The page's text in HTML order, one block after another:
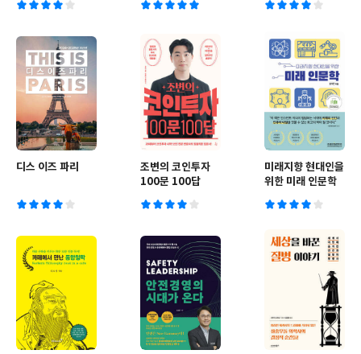
디스 이즈 파리
조변의 코인투자
100문 100답
미래지향 현대인을
위한 미래 인문학